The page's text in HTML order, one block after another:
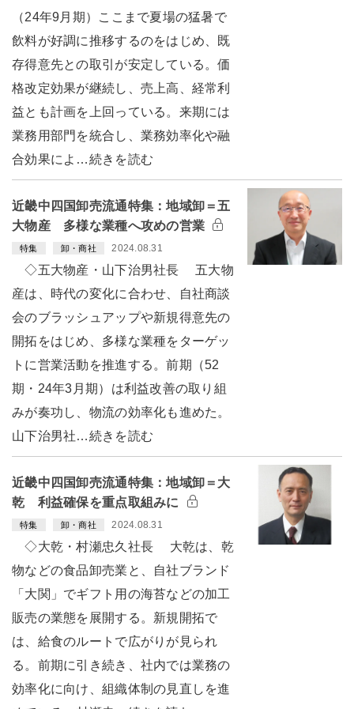
（24年9月期）ここまで夏場の猛暑で
飲料が好調に推移するのをはじめ、既
存得意先との取引が安定している。価
格改定効果が継続し、売上高、経常利
益とも計画を上回っている。来期には
業務用部門を統合し、業務効率化や融
合効果によ…続きを読む
近畿中四国卸売流通特集：地域卸＝五
大物産 多様な業種へ攻めの営業
特集 卸・商社 2024.08.31
◇五大物産・山下治男社長 五大物
産は、時代の変化に合わせ、自社商談
会のブラッシュアップや新規得意先の
開拓をはじめ、多様な業種をターゲッ
トに営業活動を推進する。前期（52
期・24年3月期）は利益改善の取り組
みが奏功し、物流の効率化も進めた。
山下治男社…続きを読む
近畿中四国卸売流通特集：地域卸＝大
乾 利益確保を重点取組みに
特集 卸・商社 2024.08.31
◇大乾・村瀬忠久社長 大乾は、乾
物などの食品卸売業と、自社ブランド
「大関」でギフト用の海苔などの加工
販売の業態を展開する。新規開拓で
は、給食のルートで広がりが見られ
る。前期に引き続き、社内では業務の
効率化に向け、組織体制の見直しを進